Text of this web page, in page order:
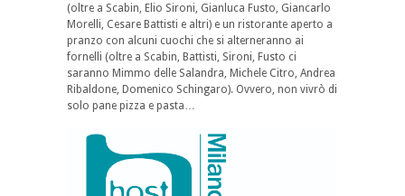
(oltre a Scabin, Elio Sironi, Gianluca Fusto, Giancarlo
Morelli, Cesare Battisti e altri) e un ristorante aperto a
pranzo con alcuni cuochi che si alterneranno ai
fornelli (oltre a Scabin, Battisti, Sironi, Fusto ci
saranno Mimmo delle Salandra, Michele Citro, Andrea
Ribaldone, Domenico Schingaro). Ovvero, non vivrò di
solo pane pizza e pasta…